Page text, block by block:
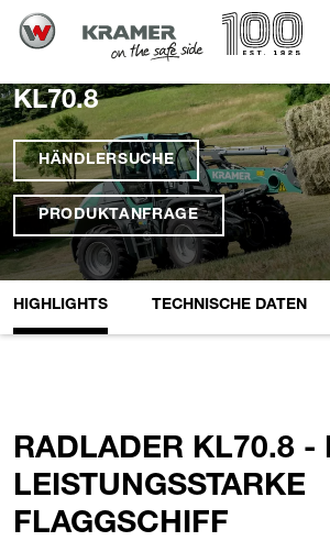
KL70.8
HÄNDLERSUCHE
PRODUKTANFRAGE
HIGHLIGHTS TECHNISCHE DATEN
RADLADER KL70.8 -
LEISTUNGSSTARKE
FLAGGSCHIFF